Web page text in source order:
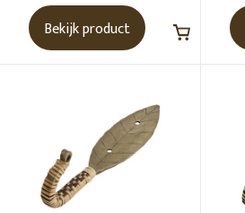
Jungle Fever
De 9 favorieten van Kirsten
Bloemen voor altijd
De 6 favorieten van Suzan
Going round
Bohemian vintage
Cadeautjes t/m â‚¬15,-
Bekijk product